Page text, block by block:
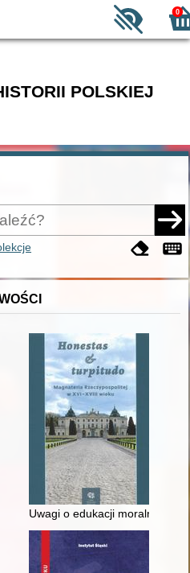
0
POLSKIEJ
: prestiż finansowy i
Uwagi o edukacji moralnej